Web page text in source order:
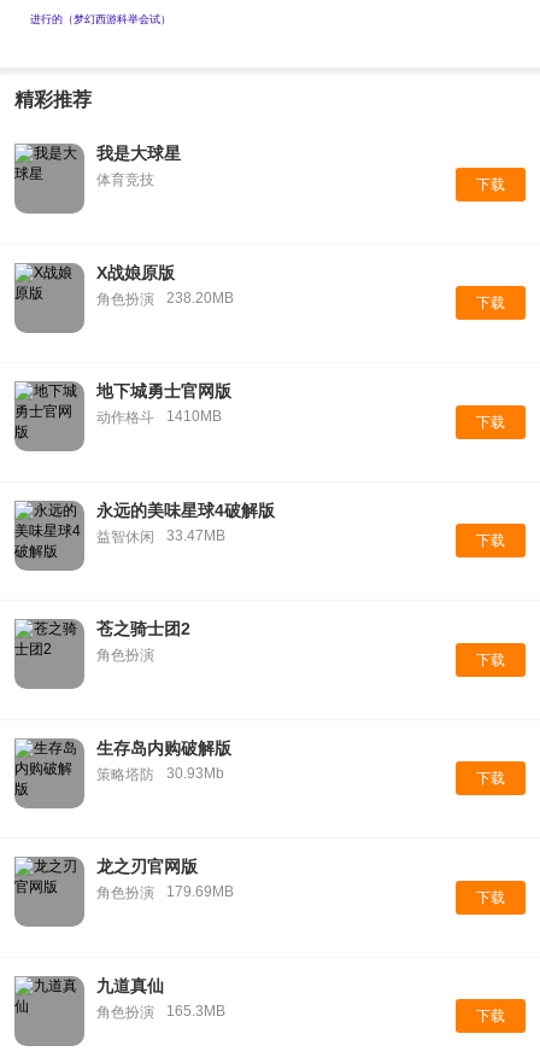
进行的（梦幻西游科举会试）
精彩推荐
我是大球星
体育竞技 下载
X战娘原版
角色扮演 238.20MB 下载
地下城勇士官网版
动作格斗 1410MB 下载
永远的美味星球4破解版
益智休闲 33.47MB 下载
苍之骑士团2
角色扮演 下载
生存岛内购破解版
策略塔防 30.93Mb 下载
龙之刃官网版
角色扮演 179.69MB 下载
九道真仙
角色扮演 165.3MB 下载